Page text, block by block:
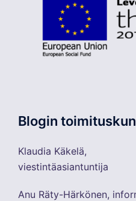
Blogin
Klaudia Käkelä,
viestintäasiantuntija
Anu Räty-Härkönen,